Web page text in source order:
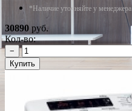
*Наличие уточняйте у менеджера
30890 руб.
Кол-во:
−
Купить